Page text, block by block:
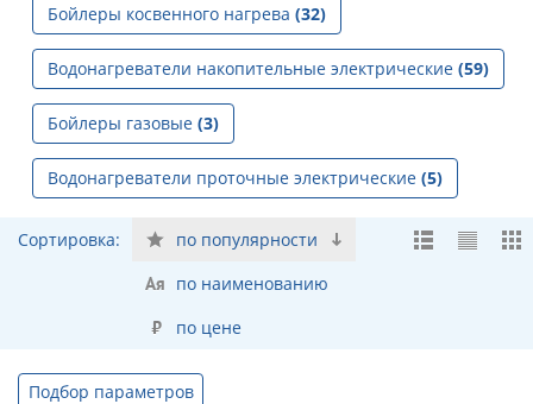
Бойлеры косвенного нагрева (32)
Водонагреватели накопительные электрические (59)
Бойлеры газовые (3)
Водонагреватели проточные электрические (5)
Сортировка:
по популярности
по наименованию
по цене
Подбор параметров